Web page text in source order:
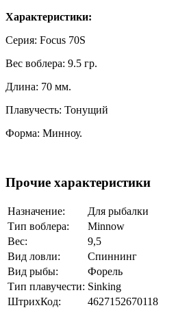
Характеристики:
Серия: Focus 70S
Вес воблера: 9.5 гр.
Длина: 70 мм.
Плавучесть: Тонущий
Форма: Минноу.
Прочие характеристики
Назначение:
Для рыбалки
Тип воблера:
Minnow
Вес:
9,5
Вид ловли:
Спиннинг
Вид рыбы:
Форель
Тип плавучести: Sinking
ШтрихКод:
4627152670118